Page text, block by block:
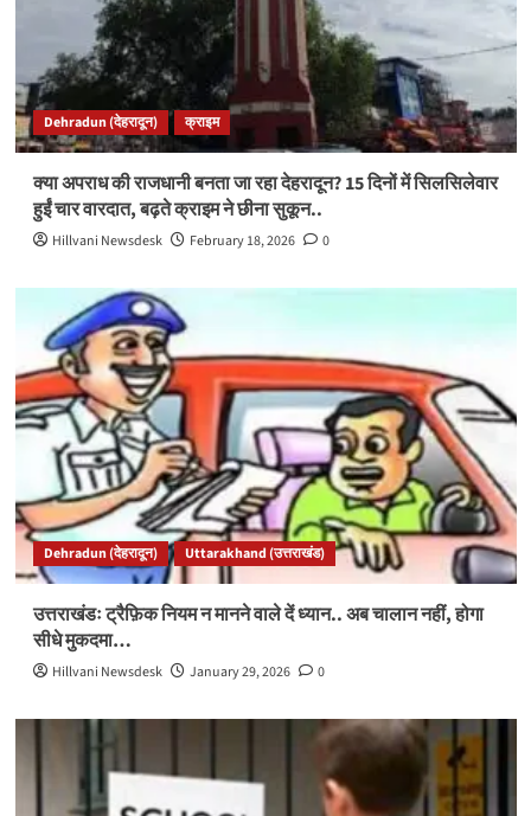
Dehradun (देहरादून) क्राइम
क्या अपराध की राजधानी बनता जा रहा देहरादून? 15 दिनों में सिलसिलेवार
हुईं चार वारदात, बढ़ते क्राइम ने छीना सुकून..
Hillvani Newsdesk February 18, 2026 0
Dehradun (देहरादून) Uttarakhand (उत्तराखंड)
उत्तराखंडः ट्रैफ़िक नियम न मानने वाले दें ध्यान.. अब चालान नहीं, होगा
सीधे मुकदमा…
Hillvani Newsdesk January 29, 2026 0